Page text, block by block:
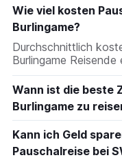
Wie viel kosten
Burlingame?
Durchschnittlich
Burlingame
Wann ist die beste
Burlingame zu
Kann ich Geld
Pauschalreise bei